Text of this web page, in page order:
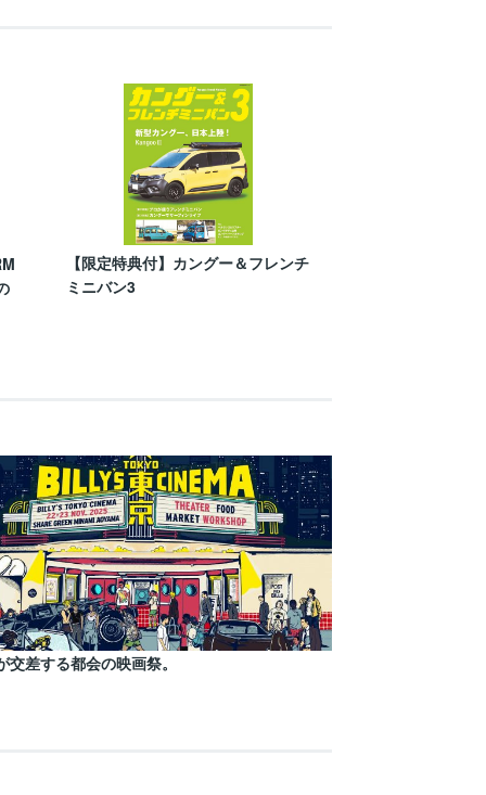
【限定特典付】カングー＆フレンチ
ミニバン3
交差する都会の映画祭。